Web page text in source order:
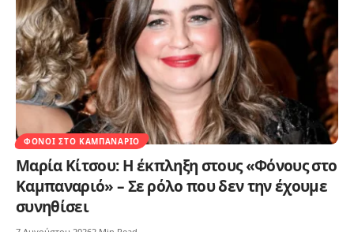
ΦΌΝΟΙ ΣΤΟ ΚΑΜΠΑΝΑΡΙΌ
Μαρία Κίτσου: Η έκπληξη στους «Φόνους στο
Καμπαναριό» – Σε ρόλο που δεν την έχουμε
συνηθίσει